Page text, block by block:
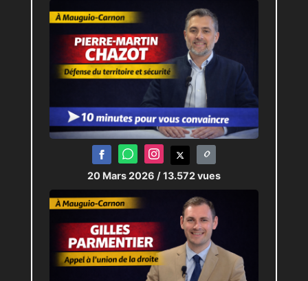
20 Mars 2026 / 13.572 vues